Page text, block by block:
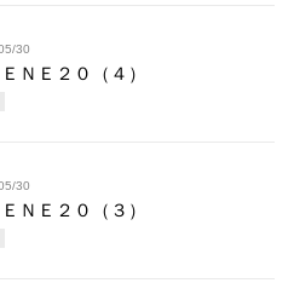
30
ＮＥ２０（４）
30
ＮＥ２０（３）